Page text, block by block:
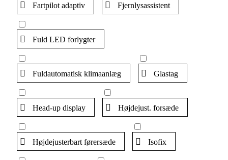
Fartpilot adaptiv Fjernlysassistent
Fuld LED forlygter
Fuldautomatisk klimaanlæg Glastag
Head-up display Højdejust. forsæde
Højdejusterbart førersæde Isofix